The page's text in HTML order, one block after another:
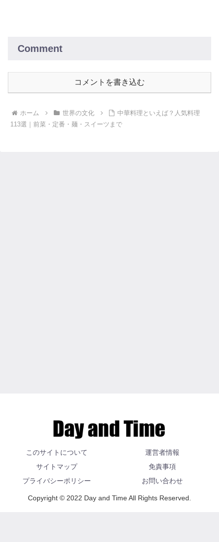
Comment
コメントを書き込む
ホーム 世界の文化
中華料理といえば？人気料理
113選｜前菜・定番・麺・スイーツまで
このサイトについて
運営者情報
サイトマップ
免責事項
プライバシーポリシー
お問い合わせ
Copyright © 2022 Day and Time All Rights Reserved.